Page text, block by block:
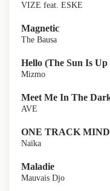
VIZE feat. ESKE
Magnetic
The Bausa
Hello (The Sun Is
Mizmo
Meet Me In The
AVE
ONE TRACK MIND
Naïka
Maladie
Mauvais Djo